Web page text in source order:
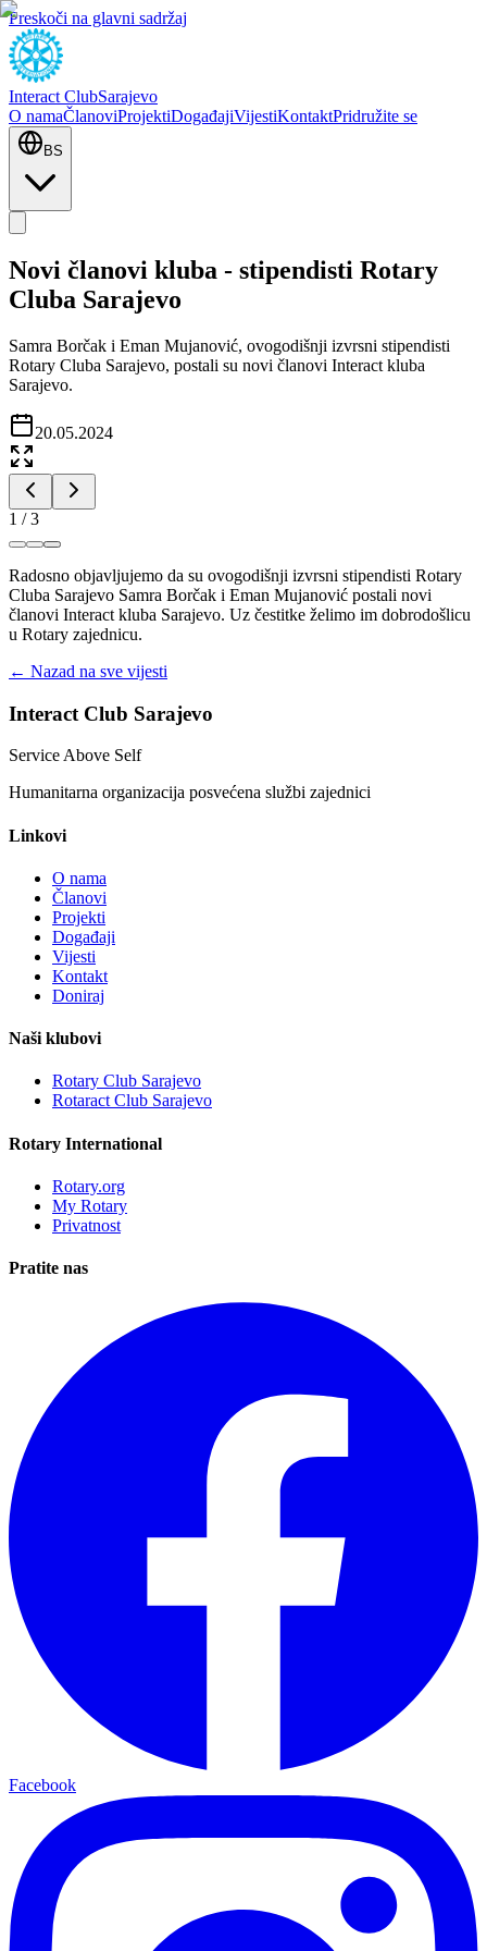
Preskoči na glavni sadržaj
Interact ClubSarajevo
O namaČlanoviProjektiDogađajiVijestiKontaktPridružite se
BS
Novi članovi kluba - stipendisti Rotary
Cluba Sarajevo
Samra Borčak i Eman Mujanović, ovogodišnji izvrsni stipendisti
Rotary Cluba Sarajevo, postali su novi članovi Interact kluba
Sarajevo.
20.05.2024
1 /3
Radosno objavljujemo da su ovogodišnji izvrsni stipendisti Rotary
Cluba Sarajevo Samra Borčak i Eman Mujanović postali novi
članovi Interact kluba Sarajevo. Uz čestitke želimo im dobrodošlicu
u Rotary zajednicu.
← Nazad na sve vijesti
Interact Club Sarajevo
Service Above Self
Humanitarna organizacija posvećena službi zajednici
Linkovi
O nama
Članovi
Projekti
Događaji
Vijesti
Kontakt
Doniraj
Naši klubovi
Rotary Club Sarajevo
Rotaract Club Sarajevo
Rotary International
Rotary.org
My Rotary
Privatnost
Pratite nas
Facebook